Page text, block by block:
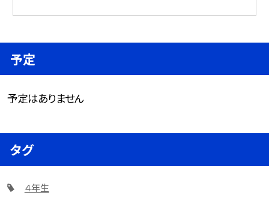
予定
予定はありません
タグ
４年生